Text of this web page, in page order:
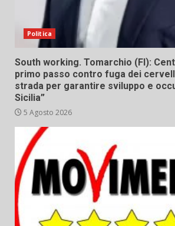
Politica
South working. Tomarchio (FI):
primo passo contro fuga dei
strada per garantire sviluppo e
Sicilia”
5 Agosto 2026